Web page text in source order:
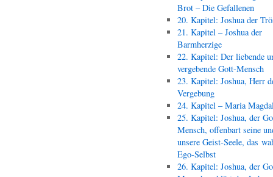
Brot – Die Gefallenen
20. Kapitel: Joshua der
21. Kapitel – Joshua der
Barmherzige
22. Kapitel: Der liebende
vergebende Gott-Mensch
23. Kapitel: Joshua, Herr
Vergebung
24. Kapitel – Maria
25. Kapitel: Joshua, der
Mensch, offenbart seine
unsere Geist-Seele, das
Ego-Selbst
26. Kapitel: Joshua, der